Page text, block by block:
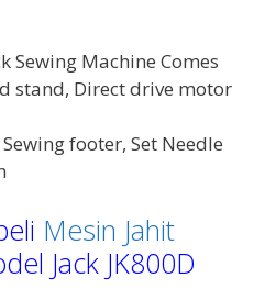
Sewing Machine Comes
stand, Direct drive motor
footer, Set Needle
Mesin Jahit
Jack JK800D